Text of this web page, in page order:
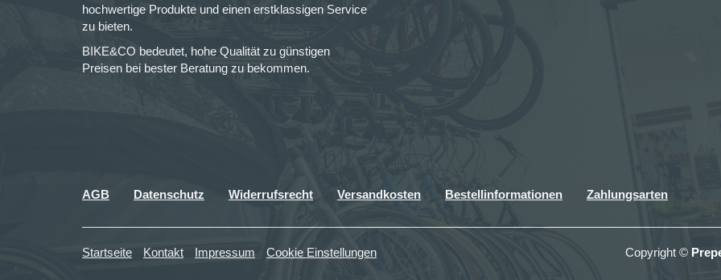
hochwertige Produkte und einen erstklassigen Service
zu bieten.
BIKE&CO bedeutet, hohe Qualität zu günstigen
Preisen bei bester Beratung zu bekommen.
AGB Datenschutz Widerrufsrecht Versandkosten Bestellinformationen Zahlungsarten
Startseite Kontakt Impressum Cookie Einstellungen Copyright ©